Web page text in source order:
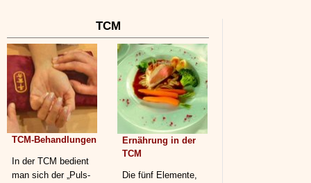
TCM
TCM-Behandlungen
In der TCM bedient
man sich der „Puls-
Ernährung in der
TCM
Die fünf Elemente,